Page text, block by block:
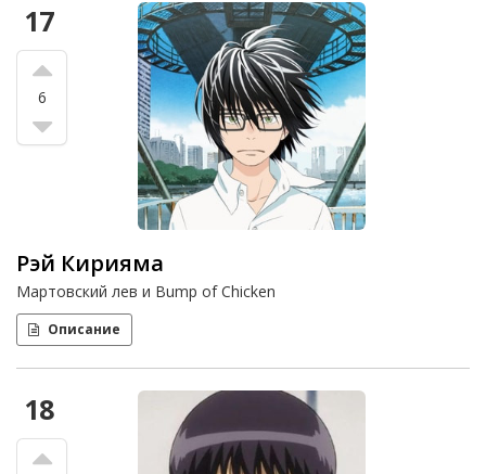
17
6
Рэй Кирияма
Мартовский лев и Bump of Chicken
Описание
18